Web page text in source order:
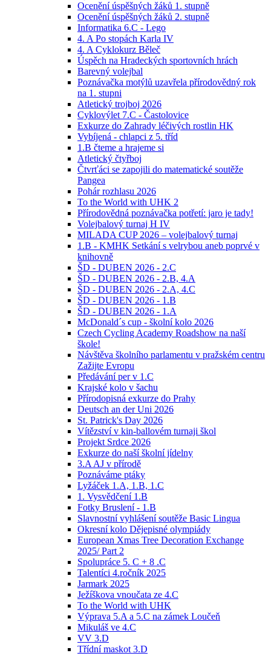
Ocenění úspěšných žáků 1. stupně
Ocenění úspěšných žáků 2. stupně
Informatika 6.C - Lego
4. A Po stopách Karla IV
4. A Cyklokurz Běleč
Úspěch na Hradeckých sportovních hrách
Barevný volejbal
Poznávačka motýlů uzavřela přírodovědný rok
na 1. stupni
Atletický trojboj 2026
Cyklovýlet 7.C - Častolovice
Exkurze do Zahrady léčivých rostlin HK
Vybíjená - chlapci z 5. tříd
1.B čteme a hrajeme si
Atletický čtyřboj
Čtvrťáci se zapojili do matematické soutěže
Pangea
Pohár rozhlasu 2026
To the World with UHK 2
Přírodovědná poznávačka potřetí: jaro je tady!
Volejbalový turnaj H IV
MILADA CUP 2026 – volejbalový turnaj
1.B - KMHK Setkání s velrybou aneb poprvé v
knihovně
ŠD - DUBEN 2026 - 2.C
ŠD - DUBEN 2026 - 2.B, 4.A
ŠD - DUBEN 2026 - 2.A, 4.C
ŠD - DUBEN 2026 - 1.B
ŠD - DUBEN 2026 - 1.A
McDonald´s cup - školní kolo 2026
Czech Cycling Academy Roadshow na naší
škole!
Návštěva školního parlamentu v pražském centru
Zažijte Evropu
Předávání per v 1.C
Krajské kolo v šachu
Přírodopisná exkurze do Prahy
Deutsch an der Uni 2026
St. Patrick's Day 2026
Vítězství v kin-ballovém turnaji škol
Projekt Srdce 2026
Exkurze do naší školní jídelny
3.A AJ v přírodě
Poznáváme ptáky
Lyžáček 1.A, 1.B, 1.C
1. Vysvědčení 1.B
Fotky Bruslení - 1.B
Slavnostní vyhlášení soutěže Basic Lingua
Okresní kolo Dějepisné olympiády
European Xmas Tree Decoration Exchange
2025/ Part 2
Spolupráce 5. C + 8 .C
Talentíci 4.ročník 2025
Jarmark 2025
Ježíškova vnoučata ze 4.C
To the World with UHK
Výprava 5.A a 5.C na zámek Loučeň
Mikuláš ve 4.C
VV 3.D
Třídní maskot 3.D